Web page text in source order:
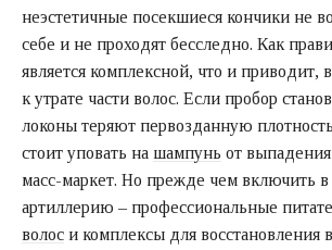
неэстетичные посекшиеся кончики не
себе и не проходят бесследно. Как
является комплексной, что и приводит,
к утрате части волос. Если пробор
локоны теряют первозданную
стоит уповать на шампунь от выпадения
масс-маркет. Но прежде чем включить
артиллерию – профессиональные
волос и комплексы для восстановления